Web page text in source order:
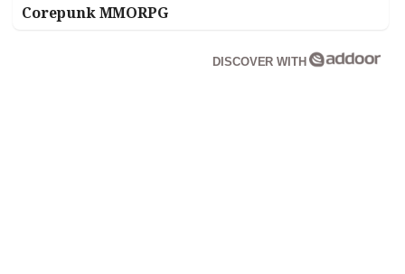
Corepunk MMORPG
DISCOVER WITH